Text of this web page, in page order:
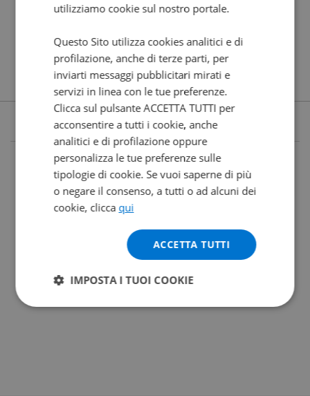
utilizziamo cookie sul nostro portale.
Questo Sito utilizza cookies analitici e di
profilazione, anche di terze parti, per
inviarti messaggi pubblicitari mirati e
servizi in linea con le tue preferenze.
Clicca sul pulsante ACCETTA TUTTI per
acconsentire a tutti i cookie, anche
analitici e di profilazione oppure
personalizza le tue preferenze sulle
tipologie di cookie. Se vuoi saperne di più
o negare il consenso, a tutti o ad alcuni dei
cookie, clicca qui
ACCETTA TUTTI
IMPOSTA I TUOI COOKIE